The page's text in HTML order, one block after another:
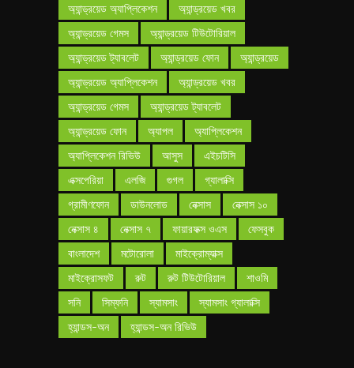
অ্যান্ড্রয়েড অ্যাপ্লিকেশন
অ্যান্ড্রয়েড খবর
অ্যান্ড্রয়েড গেমস
অ্যান্ড্রয়েড টিউটোরিয়াল
অ্যান্ড্রয়েড ট্যাবলেট
অ্যান্ড্রয়েড ফোন
অ্যান্ড্রয়েড
অ্যান্ড্রয়েড অ্যাপ্লিকেশন
অ্যান্ড্রয়েড খবর
অ্যান্ড্রয়েড গেমস
অ্যান্ড্রয়েড ট্যাবলেট
অ্যান্ড্রয়েড ফোন
অ্যাপল
অ্যাপ্লিকেশন
অ্যাপ্লিকেশন রিভিউ
আসুস
এইচটিসি
এক্সপেরিয়া
এলজি গুগল
গ্যালাক্সি
গ্রামীণফোন
ডাউনলোড নেক্সাস
নেক্সাস ১০
নেক্সাস ৪
নেক্সাস ৭ ফায়ারফক্স ওএস
ফেসবুক
বাংলাদেশ
মটোরোলা
মাইক্রোম্যাক্স
মাইক্রোসফট
রুট রুট টিউটোরিয়াল
শাওমি
সনি
সিম্ফনি স্যামসাং
স্যামসাং গ্যালাক্সি
হ্যান্ডস-অন
হ্যান্ডস-অন রিভিউ